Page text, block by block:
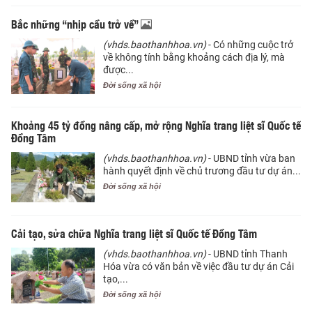
Bắc những “nhịp cầu trở về”
(vhds.baothanhhoa.vn)- Có những cuộc trở
về không tính bằng khoảng cách địa lý, mà
được...
Đời sống xã hội
Khoảng 45 tỷ đồng nâng cấp, mở rộng Nghĩa trang liệt sĩ Quốc tế
Đồng Tâm
(vhds.baothanhhoa.vn)- UBND tỉnh vừa ban
hành quyết định về chủ trương đầu tư dự án...
Đời sống xã hội
Cải tạo, sửa chữa Nghĩa trang liệt sĩ Quốc tế Đồng Tâm
(vhds.baothanhhoa.vn)- UBND tỉnh Thanh
Hóa vừa có văn bản về việc đầu tư dự án Cải
tạo,...
Đời sống xã hội